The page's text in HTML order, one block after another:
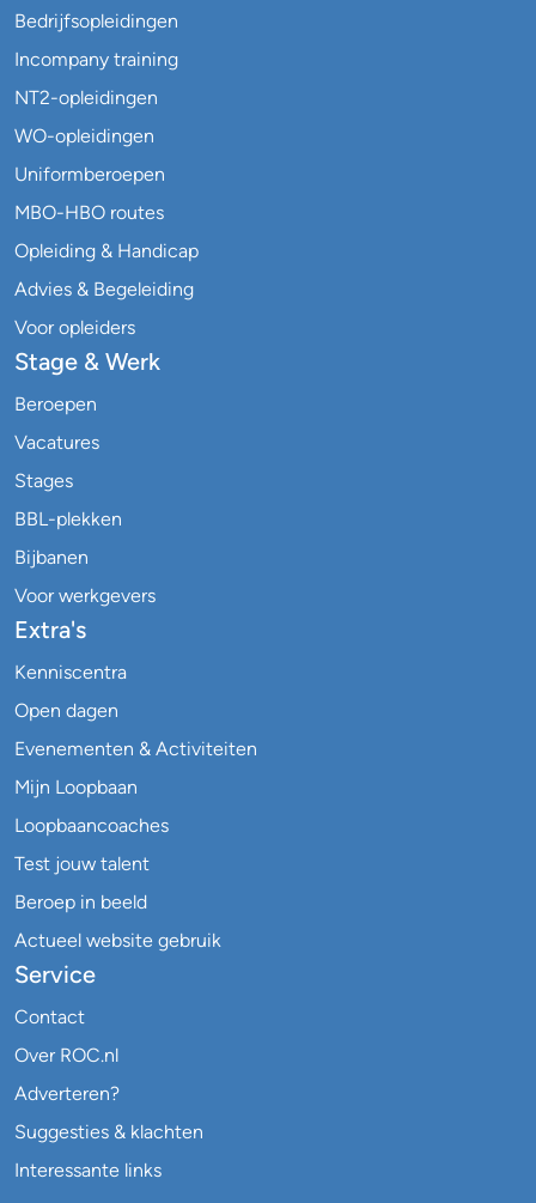
Bedrijfsopleidingen
Incompany training
NT2-opleidingen
WO-opleidingen
Uniformberoepen
MBO-HBO routes
Opleiding & Handicap
Advies & Begeleiding
Voor opleiders
Stage & Werk
Beroepen
Vacatures
Stages
BBL-plekken
Bijbanen
Voor werkgevers
Extra's
Kenniscentra
Open dagen
Evenementen & Activiteiten
Mijn Loopbaan
Loopbaancoaches
Test jouw talent
Beroep in beeld
Actueel website gebruik
Service
Contact
Over ROC.nl
Adverteren?
Suggesties & klachten
Interessante links